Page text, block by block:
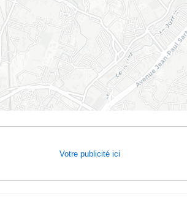
Votre publicité ici